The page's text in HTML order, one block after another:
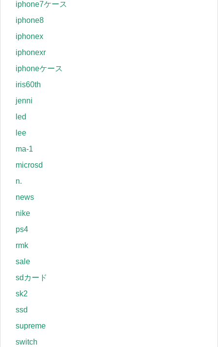
iphone7ケース
iphone8
iphonex
iphonexr
iphoneケース
iris60th
jenni
led
lee
ma-1
microsd
n.
news
nike
ps4
rmk
sale
sdカード
sk2
ssd
supreme
switch